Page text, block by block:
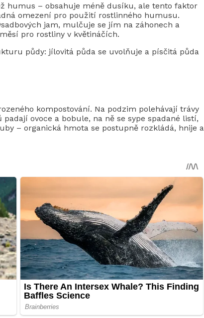
humus – obsahuje méně dusíku, ale tento faktor
omezení pro použití rostlinného humusu.
jam, mulčuje se jím na záhonech a
pro rostliny v květináčích.
půdy: jílovitá půda se uvolňuje a písčitá půda
kompostování. Na podzim polehávají trávy
ovoce a bobule, na ně se sype spadané listí,
– organická hmota se postupně rozkládá, hnije a